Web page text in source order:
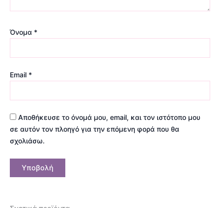
Όνομα *
Email *
Αποθήκευσε το όνομά μου, email, και τον ιστότοπο μου
σε αυτόν τον πλοηγό για την επόμενη φορά που θα
σχολιάσω.